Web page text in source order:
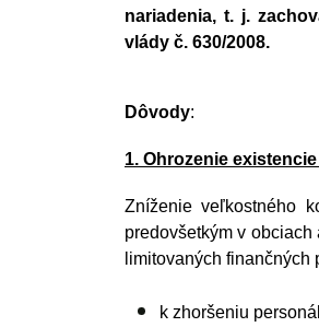
nariadenia, t. j.
vlády č. 630/2008.
Dôvody:
1. Ohrozenie
Zníženie veľkostného
predovšetkým v
limitovaných
k zhoršeniu